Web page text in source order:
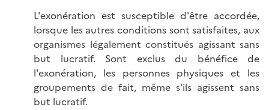
L'exonération est susceptible d'être accordée,
lorsque les autres conditions sont satisfaites, aux
organismes légalement constitués agissant sans
but lucratif. Sont exclus du bénéfice de
l'exonération, les personnes physiques et les
groupements de fait, même s'ils agissent sans
but lucratif.